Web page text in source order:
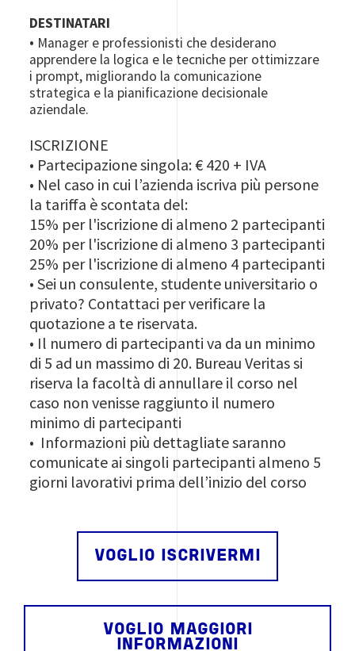
DESTINATARI
• Manager e professionisti che desiderano
apprendere la logica e le tecniche per ottimizzare
i prompt, migliorando la comunicazione
strategica e la pianificazione decisionale
aziendale.
ISCRIZIONE
• Partecipazione singola: € 420 + IVA
• Nel caso in cui l’azienda iscriva più persone
la tariffa è scontata del:
15% per l'iscrizione di almeno 2 partecipanti
20% per l'iscrizione di almeno 3 partecipanti
25% per l'iscrizione di almeno 4 partecipanti
• Sei un consulente, studente universitario o
privato? Contattaci per verificare la
quotazione a te riservata.
• Il numero di partecipanti va da un minimo
di 5 ad un massimo di 20. Bureau Veritas si
riserva la facoltà di annullare il corso nel
caso non venisse raggiunto il numero
minimo di partecipanti
• Informazioni più dettagliate saranno
comunicate ai singoli partecipanti almeno 5
giorni lavorativi prima dell’inizio del corso
VOGLIO ISCRIVERMI
VOGLIO MAGGIORI
INFORMAZIONI